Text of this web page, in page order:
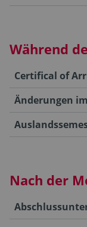
Während
Certifical of
Änderungen
Nach der